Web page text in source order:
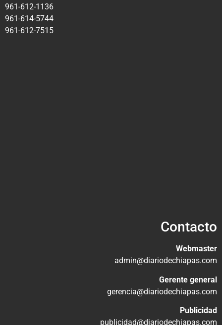
961-612-1136
961-614-5744
961-612-7515
Contacto
Webmaster
admin@diariodechiapas.com
Gerente general
gerencia@diariodechiapas.com
Publicidad
publicidad@diariodechiapas.com